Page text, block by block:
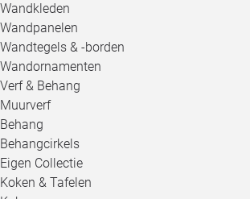
Wandkleden
Wandpanelen
Wandtegels & -borden
Wandornamenten
Verf & Behang
Muurverf
Behang
Behangcirkels
Eigen Collectie
Koken & Tafelen